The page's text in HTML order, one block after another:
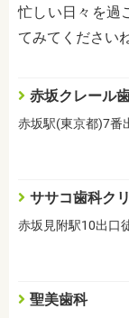
忙しい日々を過
てみてくださいね
赤坂クレール
赤坂駅(東京都)7番
ササコ歯科ク
赤坂見附駅10出口
聖美歯科